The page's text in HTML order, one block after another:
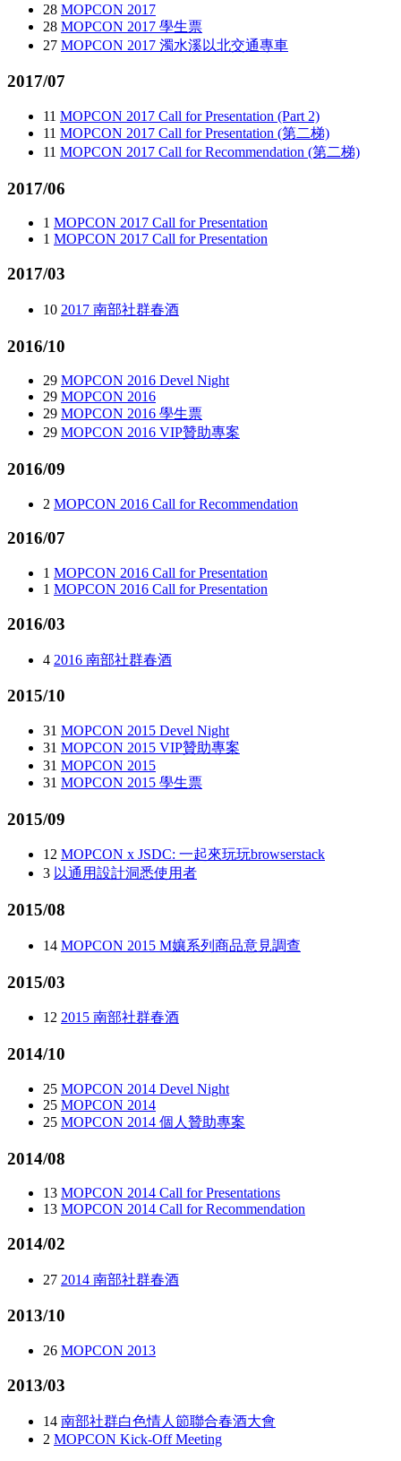
28 MOPCON 2017
28 MOPCON 2017 學生票
27 MOPCON 2017 濁水溪以北交通專車
2017/07
11 MOPCON 2017 Call for Presentation (Part 2)
11 MOPCON 2017 Call for Presentation (第二梯)
11 MOPCON 2017 Call for Recommendation (第二梯)
2017/06
1 MOPCON 2017 Call for Presentation
1 MOPCON 2017 Call for Presentation
2017/03
10 2017 南部社群春酒
2016/10
29 MOPCON 2016 Devel Night
29 MOPCON 2016
29 MOPCON 2016 學生票
29 MOPCON 2016 VIP贊助專案
2016/09
2 MOPCON 2016 Call for Recommendation
2016/07
1 MOPCON 2016 Call for Presentation
1 MOPCON 2016 Call for Presentation
2016/03
4 2016 南部社群春酒
2015/10
31 MOPCON 2015 Devel Night
31 MOPCON 2015 VIP贊助專案
31 MOPCON 2015
31 MOPCON 2015 學生票
2015/09
12 MOPCON x JSDC: 一起來玩玩browserstack
3 以通用設計洞悉使用者
2015/08
14 MOPCON 2015 M孃系列商品意見調查
2015/03
12 2015 南部社群春酒
2014/10
25 MOPCON 2014 Devel Night
25 MOPCON 2014
25 MOPCON 2014 個人贊助專案
2014/08
13 MOPCON 2014 Call for Presentations
13 MOPCON 2014 Call for Recommendation
2014/02
27 2014 南部社群春酒
2013/10
26 MOPCON 2013
2013/03
14 南部社群白色情人節聯合春酒大會
2 MOPCON Kick-Off Meeting